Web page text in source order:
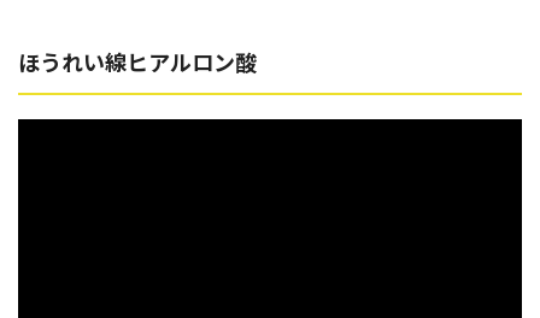
ほうれい線ヒアルロン酸